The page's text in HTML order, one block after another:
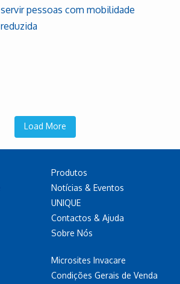
servir pessoas com mobilidade
reduzida
Load More
Produtos
Notícias & Eventos
UNIQUE
Contactos & Ajuda
Sobre Nós
Microsites Invacare
Condições Gerais de Venda